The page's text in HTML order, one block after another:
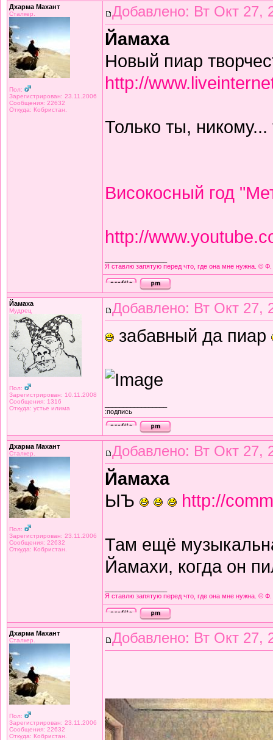
Дхарма Махант
Сталкер.
Пол:
Зарегистрирован: 23.11.2006
Сообщения: 22632
Откуда: Кобристан.
Добавлено: Вт Окт 27,
Йамаха
Новый пиар
http://
Только ты,
Високосный год
http://
Я ставлю запятую перед что, где она мне нужна. ©
Йамаха
Мудрец
Пол:
Зарегистрирован: 10.11.2008
Сообщения: 1316
Откуда: устье илима
Добавлено: Вт Окт 27,
забавный да пиар
:подпись
Дхарма Махант
Сталкер.
Пол:
Зарегистрирован: 23.11.2006
Сообщения: 22632
Откуда: Кобристан.
Добавлено: Вт Окт 27,
Йамаха
ЫЪ
http://
Там ещё
Йамахи, когда он
Я ставлю запятую перед что, где она мне нужна. ©
Дхарма Махант
Сталкер.
Пол:
Зарегистрирован: 23.11.2006
Сообщения: 22632
Откуда: Кобристан.
Добавлено: Вт Окт 27,